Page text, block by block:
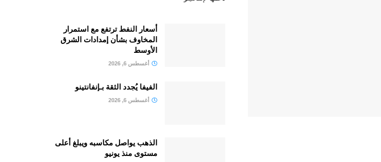
أسعار النفط ترتفع مع استمرار
المخاوف بشأن إمدادات الشرق
الأوسط
أغسطس 6, 2026
الفيفا يُجدد الثقة بـإنفانتينو
أغسطس 6, 2026
الذهب يواصل مكاسبه ويبلغ أعلى
مستوى منذ يونيو